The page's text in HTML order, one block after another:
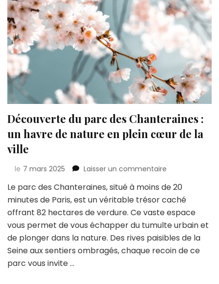
Découverte du parc des Chanteraines :
un havre de nature en plein cœur de la
ville
le 7 mars 2025 Laisser un commentaire
du
parc
des
Chanteraines
:
un
havre
Le parc des Chanteraines, situé à moins de 20
minutes de Paris, est un véritable trésor caché
offrant 82 hectares de verdure. Ce vaste espace
vous permet de vous échapper du tumulte urbain et
de plonger dans la nature. Des rives paisibles de la
Seine aux sentiers ombragés, chaque recoin de ce
parc vous invite …